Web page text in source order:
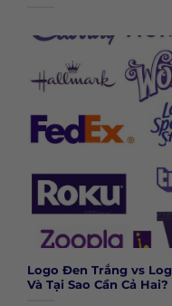
Logo Đen Trắng vs
Và Tại Sao Cần Cả Hai?